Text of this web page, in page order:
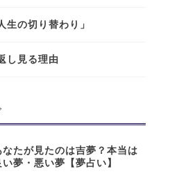
生の切り替わり」
し見る理由
なたが見たのは吉夢？本当は
い夢・悪い夢【夢占い】